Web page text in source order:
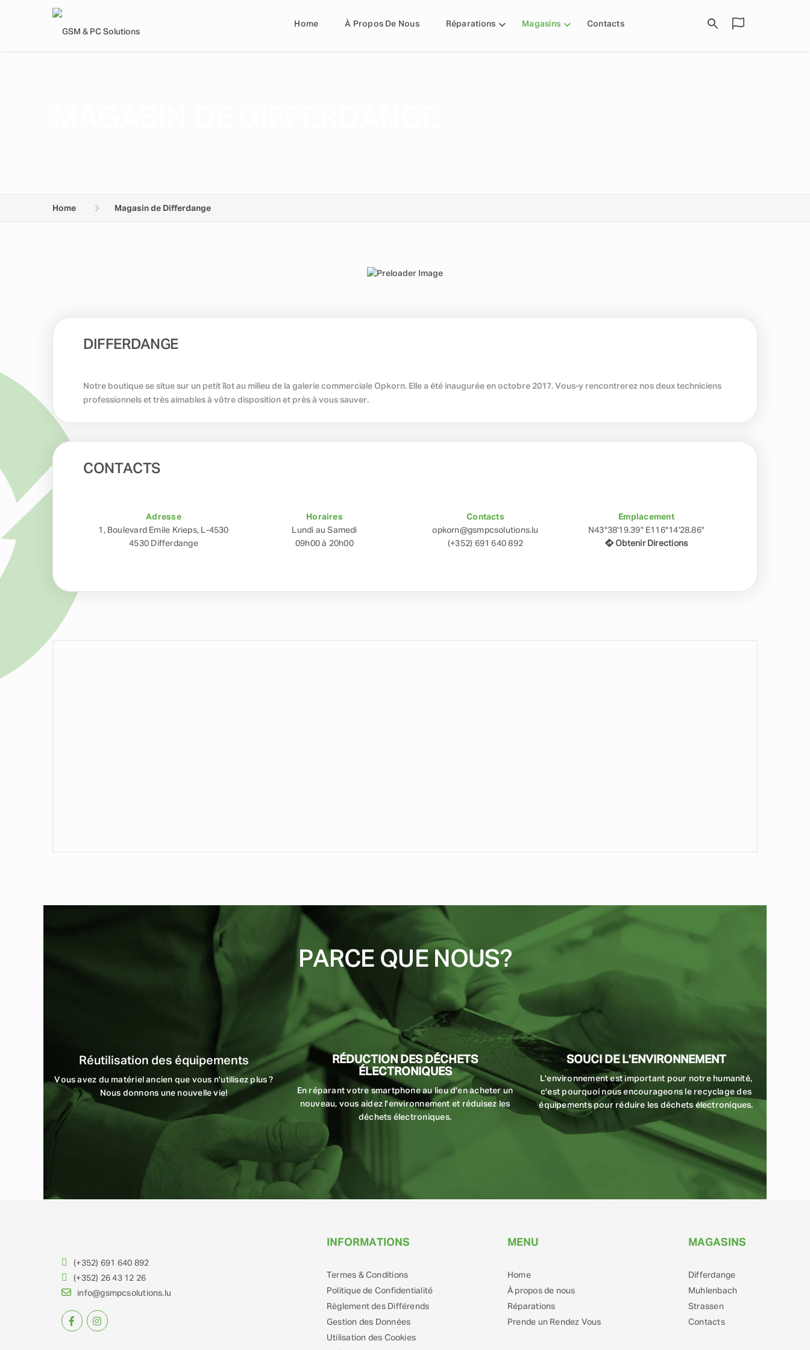
Home À Propos De Nous Réparations Magasins Contacts
Home Magasin de Differdange
DIFFERDANGE
Notre boutique se situe sur un petit îlot au milieu de la galerie commerciale Opkorn. Elle a été inaugurée en octobre 2017. Vous-y rencontrerez nos deux techniciens
professionnels et très aimables à vôtre disposition et près à vous sauver.
CONTACTS
Adresse
1, Boulevard Emile Krieps, L-4530
4530 Differdange
Horaires
Lundi au Samedi
09h00 à 20h00
Contacts
opkorn@gsmpcsolutions.lu
(+352) 691 640 892
Emplacement
N43°38'19.39" E116°14'28.86"
Obtenir Directions
PARCE QUE NOUS?
Réutilisation des équipements
Vous avez du matériel ancien que vous n'utilisez plus ?
Nous donnons une nouvelle vie!
RÉDUCTION DES DÉCHETS
ÉLECTRONIQUES
En réparant votre smartphone au lieu d'en acheter un
nouveau, vous aidez l'environnement et réduisez les
déchets électroniques.
SOUCI DE L'ENVIRONNEMENT
L'environnement est important pour notre humanité,
c'est pourquoi nous encourageons le recyclage des
équipements pour réduire les déchets électroniques.
(+352) 691 640 892
(+352) 26 43 12 26
info@gsmpcsolutions.lu
INFORMATIONS
Termes & Conditions
Politique de Confidentialité
Règlement des Différends
Gestion des Données
Utilisation des Cookies
MENU
Home
À propos de nous
Réparations
Prende un Rendez Vous
MAGASINS
Differdange
Muhlenbach
Strassen
Contacts